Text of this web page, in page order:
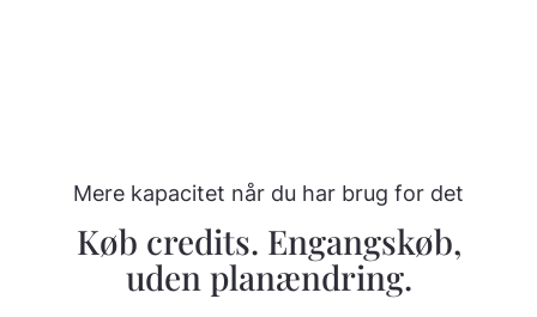
Mere kapacitet når du har brug for det
Køb credits. Engangskøb,
uden planændring.